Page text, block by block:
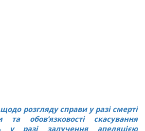
розгляду справи у разі смерті
та обов’язковості скасування
у разі залучення апеляцією